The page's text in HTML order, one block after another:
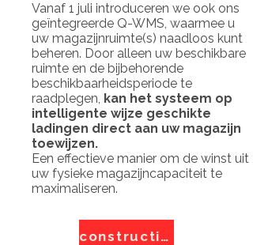
Vanaf 1 juli introduceren we ook ons
geïntegreerde Q-WMS, waarmee u
uw magazijnruimte(s) naadloos kunt
beheren. Door alleen uw beschikbare
ruimte en de bijbehorende
beschikbaarheidsperiode te
raadplegen, kan het systeem op
intelligente wijze geschikte
ladingen direct aan uw magazijn
toewijzen.
Een effectieve manier om de winst uit
uw fysieke magazijncapaciteit te
maximaliseren.
construction logistics